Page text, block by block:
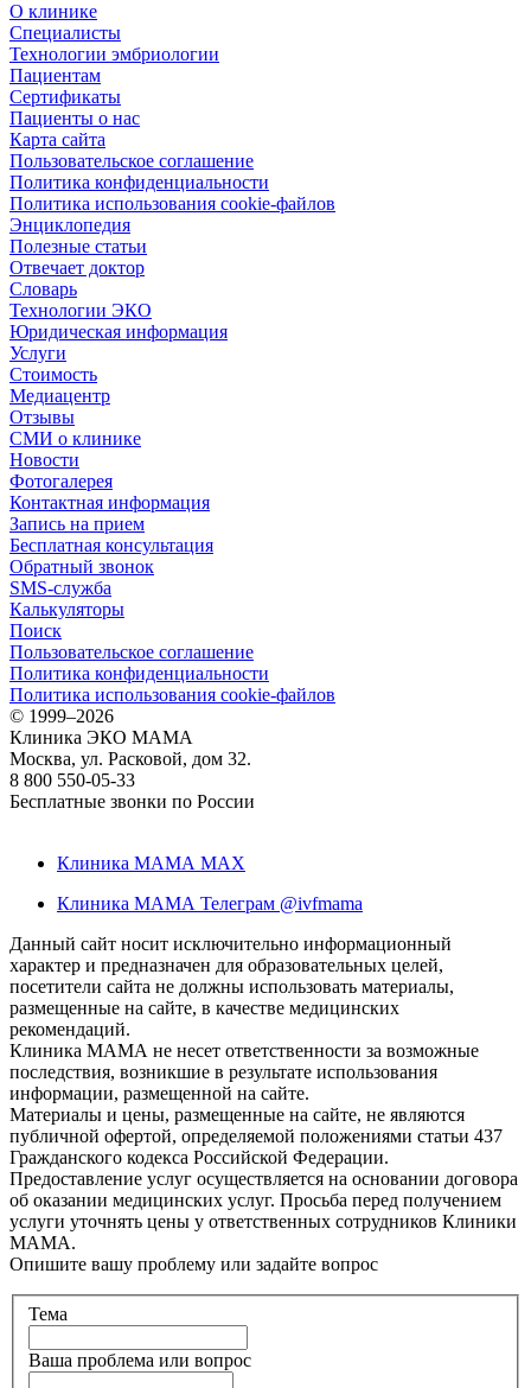
О клинике
Специалисты
Технологии эмбриологии
Пациентам
Сертификаты
Пациенты о нас
Карта сайта
Пользовательское соглашение
Политика конфиденциальности
Политика использования cookie-файлов
Энциклопедия
Полезные статьи
Отвечает доктор
Словарь
Технологии ЭКО
Юридическая информация
Услуги
Стоимость
Медиацентр
Отзывы
СМИ о клинике
Новости
Фотогалерея
Контактная информация
Запись на прием
Бесплатная консультация
Обратный звонок
SMS-служба
Калькуляторы
Поиск
Пользовательское соглашение
Политика конфиденциальности
Политика использования cookie-файлов
© 1999–2026
Клиника ЭКО МАМА
Москва, ул. Расковой, дом 32.
8 800 550-05-33
Бесплатные звонки по России
Клиника МАМА MAX
Клиника МАМА Телеграм @ivfmama
Данный сайт носит исключительно информационный
характер и предназначен для образовательных целей,
посетители сайта не должны использовать материалы,
размещенные на сайте, в качестве медицинских
рекомендаций.
Клиника МАМА не несет ответственности за возможные
последствия, возникшие в результате использования
информации, размещенной на сайте.
Материалы и цены, размещенные на сайте, не являются
публичной офертой, определяемой положениями статьи 437
Гражданского кодекса Российской Федерации.
Предоставление услуг осуществляется на основании договора
об оказании медицинских услуг. Просьба перед получением
услуги уточнять цены у ответственных сотрудников Клиники
МАМА.
Опишите вашу проблему или задайте вопрос
Тема
Ваша проблема или вопрос